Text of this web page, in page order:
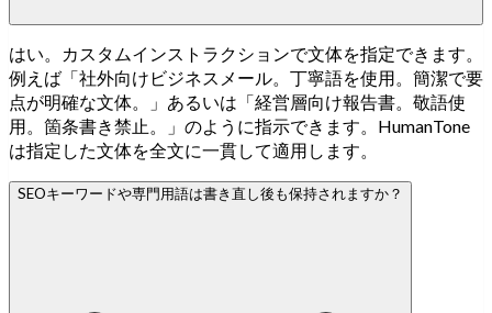
はい。カスタムインストラクションで文体を指定できます。
例えば「社外向けビジネスメール。丁寧語を使用。簡潔で要
点が明確な文体。」あるいは「経営層向け報告書。敬語使
用。箇条書き禁止。」のように指示できます。HumanTone
は指定した文体を全文に一貫して適用します。
SEOキーワードや専門用語は書き直し後も保持されますか？